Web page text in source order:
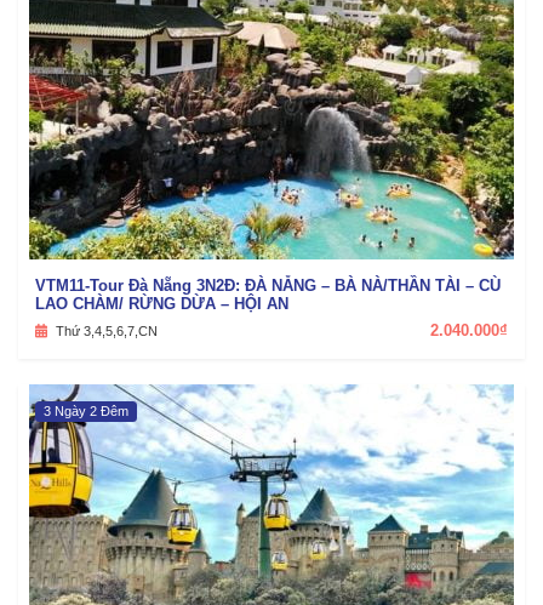
VTM11-Tour Đà Nẵng 3N2Đ: ĐÀ NẴNG – BÀ NÀ/THẦN TÀI – CÙ
LAO CHÀM/ RỪNG DỪA – HỘI AN
Thứ 3,4,5,6,7,CN 2.040.000₫
3 Ngày 2 Đêm